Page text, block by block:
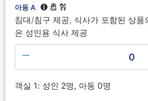
아동 A
침대/침구 제공, 식사가 포함된 상
은 성인용 식사 제공
0
객실 1: 성인 2명, 아동 0명